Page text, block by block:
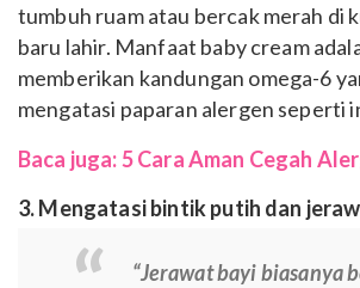
tumbuh ruam atau bercak merah di
baru lahir. Manfaat baby cream
memberikan kandungan omega-6
mengatasi paparan alergen seperti
Baca juga: 5 Cara Aman Cegah
3. Mengatasi bintik putih dan
“Jerawat bayi biasanya